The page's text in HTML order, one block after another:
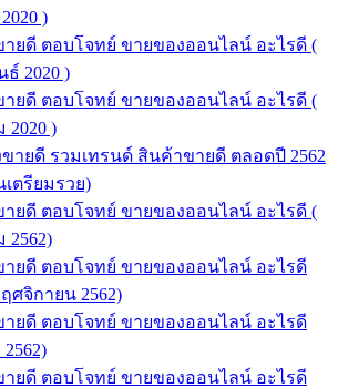
)
ายดี ตอบโจทย์ ขายของออนไลน์ อะไรดี (
2020 )
ายดี ตอบโจทย์ ขายของออนไลน์ อะไรดี (
2020 )
ขายดี รวมเทรนด์ สินค้าขายดี ตลอดปี 2562
เตรียมรวย)
ายดี ตอบโจทย์ ขายของออนไลน์ อะไรดี (
2562)
ายดี ตอบโจทย์ ขายของออนไลน์ อะไรดี
ศจิกายน 2562)
ายดี ตอบโจทย์ ขายของออนไลน์ อะไรดี
ายดี ตอบโจทย์ ขายของออนไลน์ อะไรดี